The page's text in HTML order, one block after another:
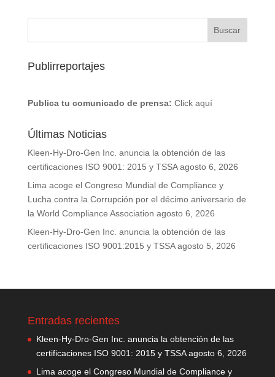
Publirreportajes
Publica tu comunicado de prensa: Click aquí
Últimas Noticias
Kleen-Hy-Dro-Gen Inc. anuncia la obtención de las
certificaciones ISO 9001: 2015 y TSSA agosto 6, 2026
Lima acoge el Congreso Mundial de Compliance y
Lucha contra la Corrupción por el décimo aniversario de
la World Compliance Association agosto 6, 2026
Kleen-Hy-Dro-Gen Inc. anuncia la obtención de las
certificaciones ISO 9001:2015 y TSSA agosto 5, 2026
Entradas recientes
Kleen-Hy-Dro-Gen Inc. anuncia la obtención de las
certificaciones ISO 9001: 2015 y TSSA agosto 6, 2026
Lima acoge el Congreso Mundial de Compliance y